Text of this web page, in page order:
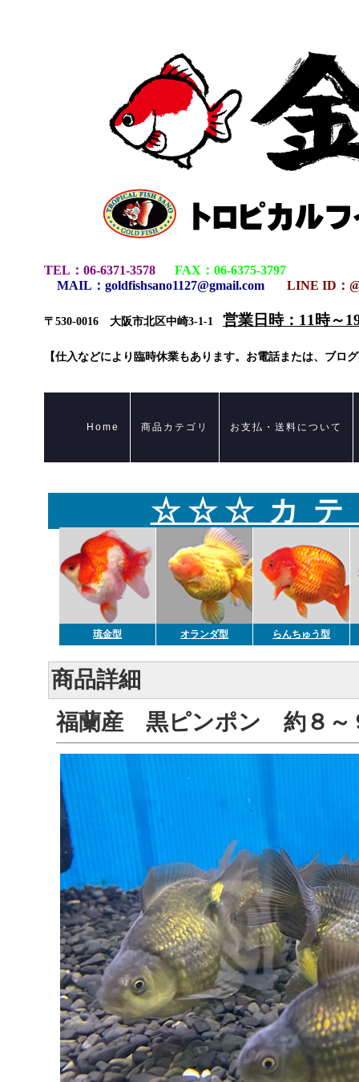
TEL ： 06-6371-3578 FAX ： 06-6375-3797
MAIL ： goldfishsano1127@gmail.com LINE ID：
〒530-0016 大阪市北区中崎3-1-1 営業日時：11時～
【仕入などにより臨時休業もあります。お電話または、ブロ
Home 商品カテゴリ お支払・送料について
☆ ☆ ☆ カ テ
琉金型 オランダ型 らんちゅう型
商品詳細
福蘭産 黒ピンポン 約８～